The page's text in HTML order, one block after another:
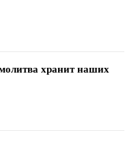
хранит наших